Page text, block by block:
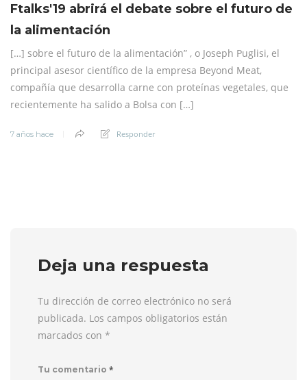
Ftalks'19 abrirá el debate sobre el futuro de
la alimentación
[…] sobre el futuro de la alimentación” , o Joseph Puglisi, el
principal asesor científico de la empresa Beyond Meat,
compañía que desarrolla carne con proteínas vegetales, que
recientemente ha salido a Bolsa con […]
7 años hace Responder
Deja una respuesta
Tu dirección de correo electrónico no será
publicada. Los campos obligatorios están
marcados con *
Tu comentario *